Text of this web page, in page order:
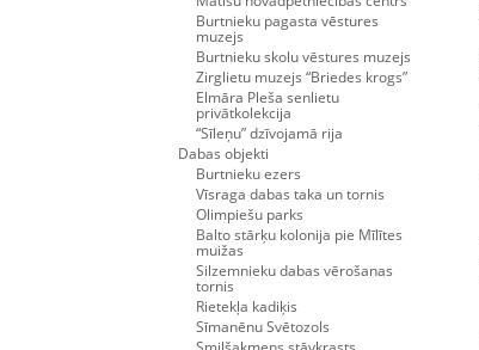
Burtnieku pagasta vēstures
muzejs
Burtnieku skolu vēstures muzejs
Zirglietu muzejs “Briedes krogs”
Elmāra Pleša senlietu
privātkolekcija
“Sīleņu” dzīvojamā rija
Dabas objekti
Burtnieku ezers
Vīsraga dabas taka un tornis
Olimpiešu parks
Balto stārķu kolonija pie Mīlītes
muižas
Silzemnieku dabas vērošanas
tornis
Rietekļa kadiķis
Sīmanēnu Svētozols